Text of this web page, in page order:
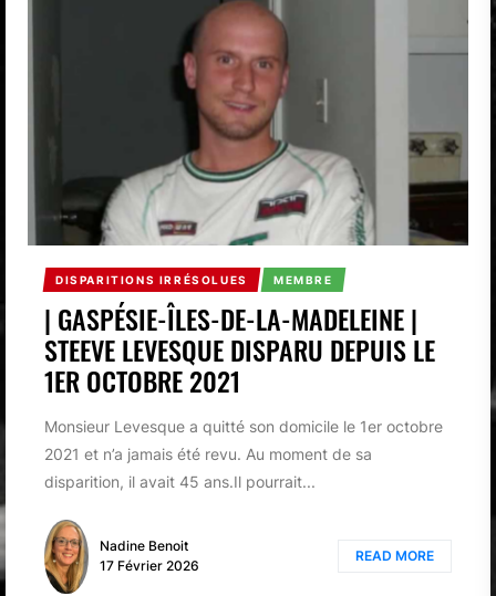
DISPARITIONS IRRÉSOLUES MEMBRE
| GASPÉSIE-ÎLES-DE-LA-MADELEINE |
STEEVE LEVESQUE DISPARU DEPUIS LE
1ER OCTOBRE 2021
Monsieur Levesque a quitté son domicile le 1er octobre
2021 et n’a jamais été revu. Au moment de sa
disparition, il avait 45 ans.Il pourrait...
Nadine Benoit
17 Février 2026
READ MORE